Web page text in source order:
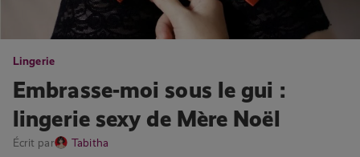
Lingerie
Embrasse-moi sous le gui :
lingerie sexy de Mère Noël
Écrit par Tabitha